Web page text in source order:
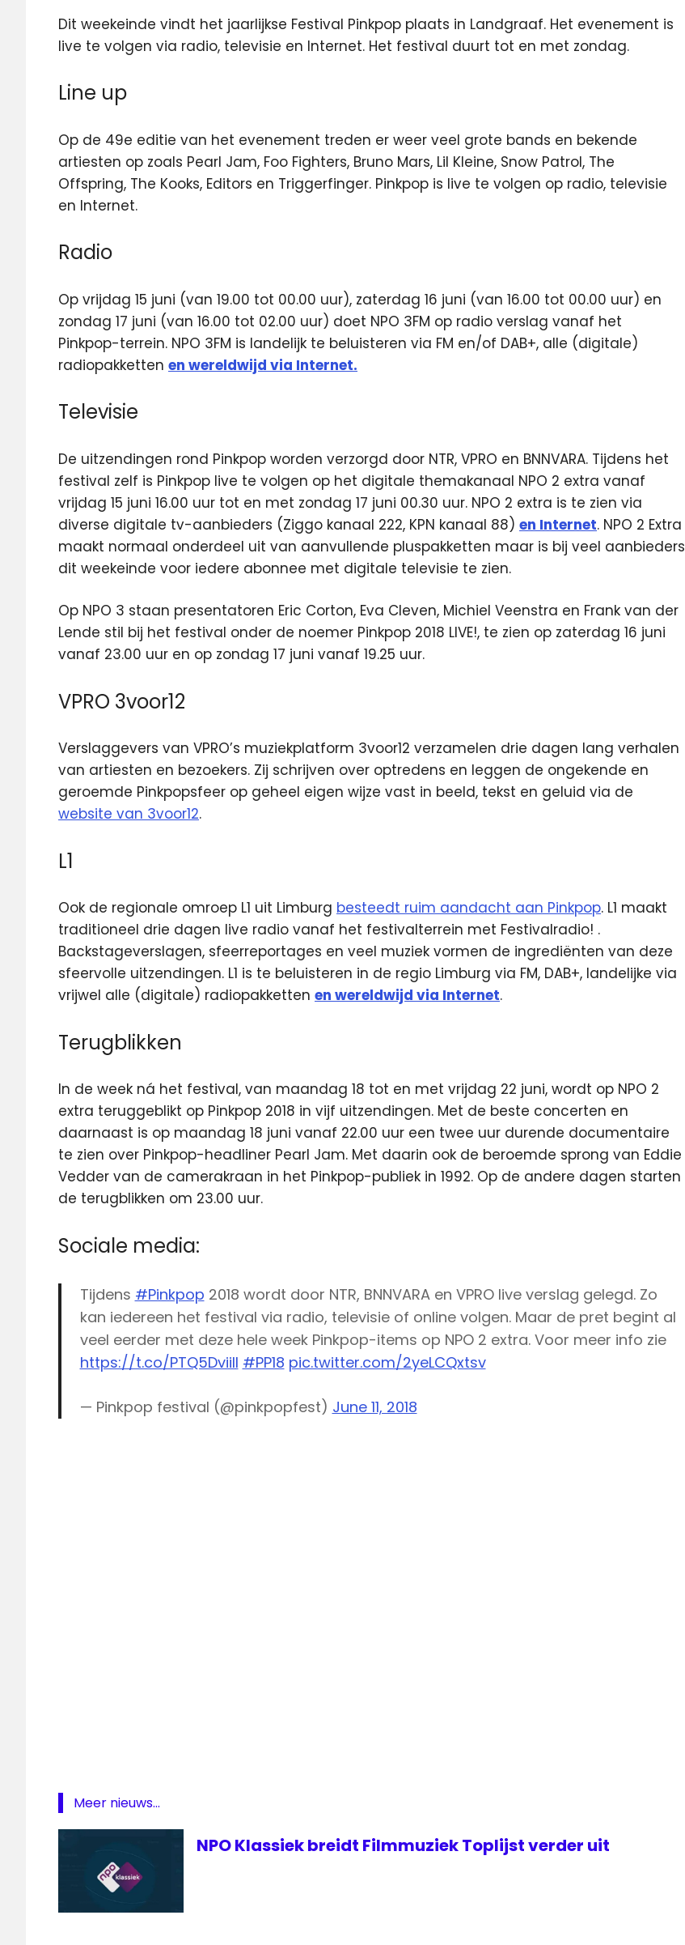
Dit weekeinde vindt het jaarlijkse Festival Pinkpop plaats in Landgraaf. Het evenement is
live te volgen via radio, televisie en Internet. Het festival duurt tot en met zondag.
Line up
Op de 49e editie van het evenement treden er weer veel grote bands en bekende
artiesten op zoals Pearl Jam, Foo Fighters, Bruno Mars, Lil Kleine, Snow Patrol, The
Offspring, The Kooks, Editors en Triggerfinger. Pinkpop is live te volgen op radio, televisie
en Internet.
Radio
Op vrijdag 15 juni (van 19.00 tot 00.00 uur), zaterdag 16 juni (van 16.00 tot 00.00 uur) en
zondag 17 juni (van 16.00 tot 02.00 uur) doet NPO 3FM op radio verslag vanaf het
Pinkpop-terrein. NPO 3FM is landelijk te beluisteren via FM en/of DAB+, alle (digitale)
radiopakketten en wereldwijd via Internet.
Televisie
De uitzendingen rond Pinkpop worden verzorgd door NTR, VPRO en BNNVARA. Tijdens het
festival zelf is Pinkpop live te volgen op het digitale themakanaal NPO 2 extra vanaf
vrijdag 15 juni 16.00 uur tot en met zondag 17 juni 00.30 uur. NPO 2 extra is te zien via
diverse digitale tv-aanbieders (Ziggo kanaal 222, KPN kanaal 88) en Internet. NPO 2 Extra
maakt normaal onderdeel uit van aanvullende pluspakketten maar is bij veel aanbieders
dit weekeinde voor iedere abonnee met digitale televisie te zien.
Op NPO 3 staan presentatoren Eric Corton, Eva Cleven, Michiel Veenstra en Frank van der
Lende stil bij het festival onder de noemer Pinkpop 2018 LIVE!, te zien op zaterdag 16 juni
vanaf 23.00 uur en op zondag 17 juni vanaf 19.25 uur.
VPRO 3voor12
Verslaggevers van VPRO’s muziekplatform 3voor12 verzamelen drie dagen lang verhalen
van artiesten en bezoekers. Zij schrijven over optredens en leggen de ongekende en
geroemde Pinkpopsfeer op geheel eigen wijze vast in beeld, tekst en geluid via de
website van 3voor12.
L1
Ook de regionale omroep L1 uit Limburg besteedt ruim aandacht aan Pinkpop. ​​L1 maakt
traditioneel drie dagen live radio vanaf het festivalterrein met Festivalradio! .
Backstageverslagen, sfeerreportages en veel muziek vormen de ingrediënten van deze
sfeervolle uitzendingen. L1 is te beluisteren in de regio Limburg via FM, DAB+, landelijke via
vrijwel alle (digitale) radiopakketten en wereldwijd via Internet.
Terugblikken
In de week ná het festival, van maandag 18 tot en met vrijdag 22 juni, wordt op NPO 2
extra teruggeblikt op Pinkpop 2018 in vijf uitzendingen. Met de beste concerten en
daarnaast is op maandag 18 juni vanaf 22.00 uur een twee uur durende documentaire
te zien over Pinkpop-headliner Pearl Jam. Met daarin ook de beroemde sprong van Eddie
Vedder van de camerakraan in het Pinkpop-publiek in 1992. Op de andere dagen starten
de terugblikken om 23.00 uur.
Sociale media:
Tijdens #Pinkpop 2018 wordt door NTR, BNNVARA en VPRO live verslag gelegd. Zo
kan iedereen het festival via radio, televisie of online volgen. Maar de pret begint al
veel eerder met deze hele week Pinkpop-items op NPO 2 extra. Voor meer info zie
https://t.co/PTQ5DviiII #PP18 pic.twitter.com/2yeLCQxtsv
— Pinkpop festival (@pinkpopfest) June 11, 2018
Meer nieuws...
NPO Klassiek breidt Filmmuziek Toplijst verder uit